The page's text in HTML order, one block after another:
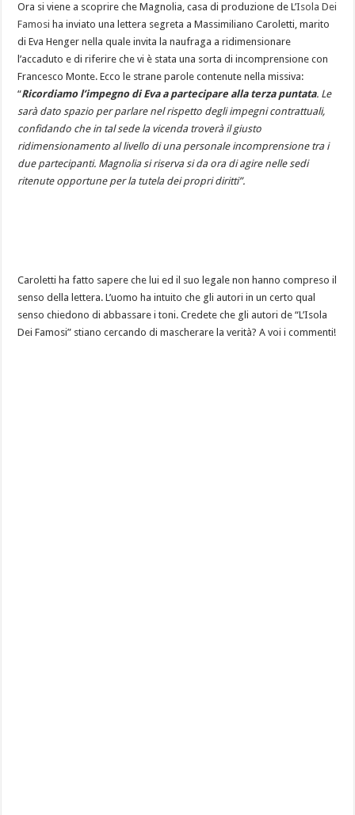
Ora si viene a scoprire che Magnolia, casa di produzione de L’Isola Dei
Famosi ha inviato una lettera segreta a Massimiliano Caroletti, marito
di Eva Henger nella quale invita la naufraga a ridimensionare
l’accaduto e di riferire che vi è stata una sorta di incomprensione con
Francesco Monte. Ecco le strane parole contenute nella missiva:
“Ricordiamo l’impegno di Eva a partecipare alla terza puntata. Le
sarà dato spazio per parlare nel rispetto degli impegni contrattuali,
confidando che in tal sede la vicenda troverà il giusto
ridimensionamento al livello di una personale incomprensione tra i
due partecipanti. Magnolia si riserva si da ora di agire nelle sedi
ritenute opportune per la tutela dei propri diritti”.
Caroletti ha fatto sapere che lui ed il suo legale non hanno compreso il
senso della lettera. L’uomo ha intuito che gli autori in un certo qual
senso chiedono di abbassare i toni. Credete che gli autori de “L’Isola
Dei Famosi” stiano cercando di mascherare la verità? A voi i commenti!